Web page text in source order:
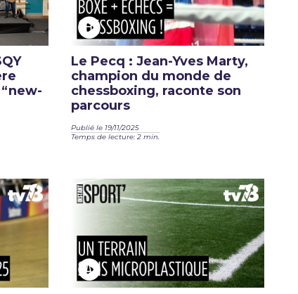
Le Pecq : Jean-Yves Marty,
champion du monde de
chessboxing, raconte son
parcours
Publié le 19/11/2025
Temps de lecture: 2 min.